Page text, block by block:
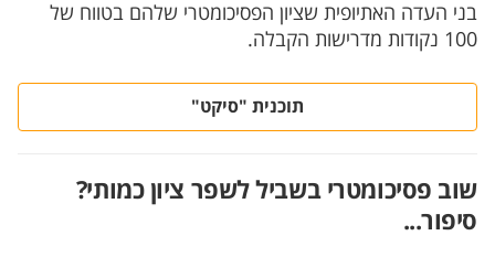
בני העדה האתיופית שציון הפסיכומטרי שלהם בטווח של
100 נקודות מדרישות הקבלה.
תוכנית "סיקט"
שוב פסיכומטרי בשביל לשפר ציון כמותי?
סיפור...